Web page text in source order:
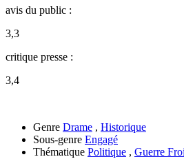
avis du public :
3,3
critique presse :
3,4
Genre Drame , Historique
Sous-genre Engagé
Thématique Politique , Guerre